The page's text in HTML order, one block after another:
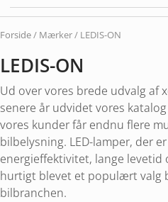
Forside/ Mærker / LEDIS-ON
LEDIS-ON
Ud over vores brede udvalg af
senere år udvidet vores
vores kunder får endnu flere
bilbelysning. LED-lamper, der
energieffektivitet, lange levetid
hurtigt blevet et populært valg
bilbranchen.